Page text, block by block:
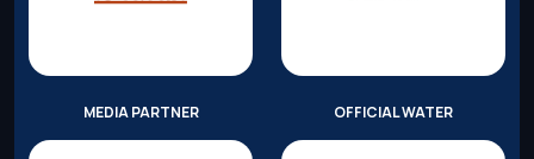
MEDIA PARTNER OFFICIAL WATER